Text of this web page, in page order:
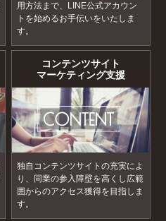
用方法まで、LINE公式アカウン
トを始めるお手伝いをいたしま
す。
コンテンツサイト
マーケティング支援
独自コンテンツサイトの充実によ
り、同業の参入障壁を高くし広範
囲からのアクセス獲得を目指しま
す。